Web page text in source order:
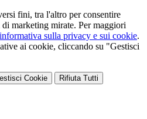
fini, tra l'altro per consentire
marketing mirate. Per maggiori
informativa sulla privacy e sui cookie.
ai cookie, cliccando su "Gestisci
Cookie Rifiuta Tutti